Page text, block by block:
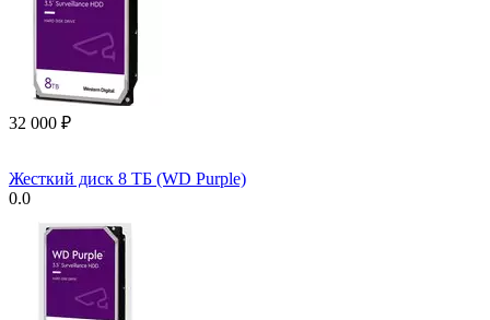
32 000 ₽
Жесткий диск 8 ТБ (WD Purple)
0.0